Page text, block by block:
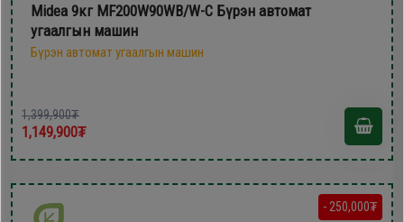
Midea 9кг MF200W90WB/W-C Бүрэн автомат
угаалгын машин
Бүрэн автомат угаалгын машин
1,399,900₮
1,149,900₮
- 250,000₮